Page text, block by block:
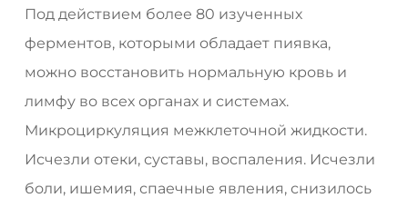
Под действием более 80 изученных
ферментов, которыми обладает пиявка,
можно восстановить нормальную кровь и
лимфу во всех органах и системах.
Микроциркуляция межклеточной жидкости.
Исчезли отеки, суставы, воспаления. Исчезли
боли, ишемия, спаечные явления, снизилось